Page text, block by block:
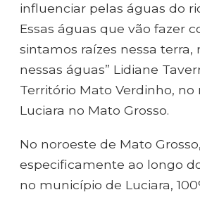
influenciar pelas águas do
Essas águas que vão fazer
sintamos raízes nessa terra,
nessas águas” Lidiane
Território Mato Verdinho,
Luciara no Mato Grosso.
No noroeste de Mato Grosso,
especificamente ao longo
no município de Luciara,